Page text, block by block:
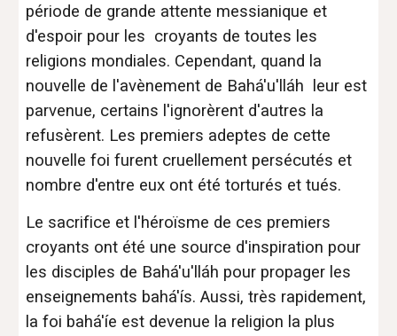
période de grande attente messianique et
d'espoir pour les croyants de toutes les
religions mondiales. Cependant, quand la
nouvelle de l'avènement de Bahá'u'lláh leur est
parvenue, certains l'ignorèrent d'autres la
refusèrent. Les premiers adeptes de cette
nouvelle foi furent cruellement persécutés et
nombre d'entre eux ont été torturés et tués.
Le sacrifice et l'héroïsme de ces premiers
croyants ont été une source d'inspiration pour
les disciples de Bahá'u'lláh pour propager les
enseignements bahá'ís. Aussi, très rapidement,
la foi bahá'íe est devenue la religion la plus